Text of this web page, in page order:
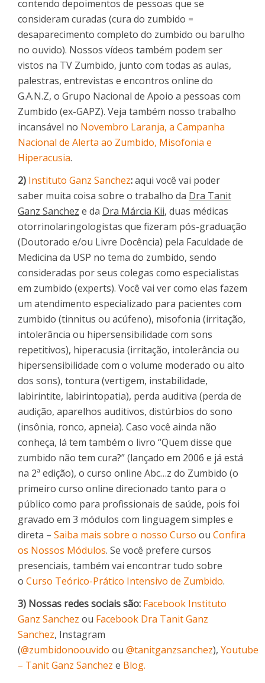
contendo depoimentos de pessoas que se
consideram curadas (cura do zumbido =
desaparecimento completo do zumbido ou barulho
no ouvido). Nossos vídeos também podem ser
vistos na TV Zumbido, junto com todas as aulas,
palestras, entrevistas e encontros online do
G.A.N.Z, o Grupo Nacional de Apoio a pessoas com
Zumbido (ex-GAPZ). Veja também nosso trabalho
incansável no Novembro Laranja, a Campanha
Nacional de Alerta ao Zumbido, Misofonia e
Hiperacusia.
2) Instituto Ganz Sanchez:aqui você vai poder
saber muita coisa sobre o trabalho da Dra Tanit
Ganz Sanchez e da Dra Márcia Kii, duas médicas
otorrinolaringologistas que fizeram pós-graduação
(Doutorado e/ou Livre Docência) pela Faculdade de
Medicina da USP no tema do zumbido, sendo
consideradas por seus colegas como especialistas
em zumbido (experts). Você vai ver como elas fazem
um atendimento especializado para pacientes com
zumbido (tinnitus ou acúfeno), misofonia (irritação,
intolerância ou hipersensibilidade com sons
repetitivos), hiperacusia (irritação, intolerância ou
hipersensibilidade com o volume moderado ou alto
dos sons), tontura (vertigem, instabilidade,
labirintite, labirintopatia), perda auditiva (perda de
audição, aparelhos auditivos, distúrbios do sono
(insônia, ronco, apneia). Caso você ainda não
conheça, lá tem também o livro “Quem disse que
zumbido não tem cura?” (lançado em 2006 e já está
na 2ª edição), o curso online Abc…z do Zumbido (o
primeiro curso online direcionado tanto para o
público como para profissionais de saúde, pois foi
gravado em 3 módulos com linguagem simples e
direta – Saiba mais sobre o nosso Curso ou Confira
os Nossos Módulos. Se você prefere cursos
presenciais, também vai encontrar tudo sobre
o Curso Teórico-Prático Intensivo de Zumbido.
3) Nossas redes sociais são: Facebook Instituto
Ganz Sanchez ou Facebook Dra Tanit Ganz
Sanchez, Instagram
(@zumbidonoouvido ou @tanitganzsanchez), Youtube
– Tanit Ganz Sanchez e Blog.